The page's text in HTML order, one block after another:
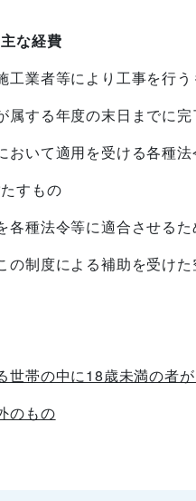
な経費
業者等により工事を行う
する年度の末日までに完
いて適用を受ける各種法
もの
種法令等に適合させるた
制度による補助を受けた
世帯の中に18歳未満の者
のもの